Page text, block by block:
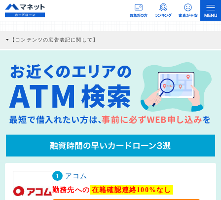
【コンテンツの広告表記に関して】
社に対して企業から紹介報酬が支払われるという収益モデルです。 ただし、特定の
商品を根拠なくPRするものではなく、当編集部の調査／ユーザーへの口コミ収集な
どに基づき、公平性を担保した情報提供を行っています。
>提携企業一覧
1
アコム
勤務先への 在籍確認連絡100%なし